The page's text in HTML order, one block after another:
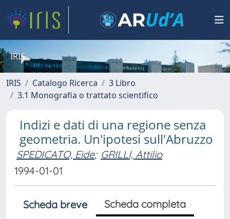
IRIS
IRIS Catalogo Ricerca
3 Libro
3.1 Monografia o trattato scientifico
Indizi e dati di una regione senza
geometria. Un'ipotesi sull'Abruzzo
SPEDICATO, Eide; GRILLI, Attilio
1994-01-01
Scheda breve
Scheda completa